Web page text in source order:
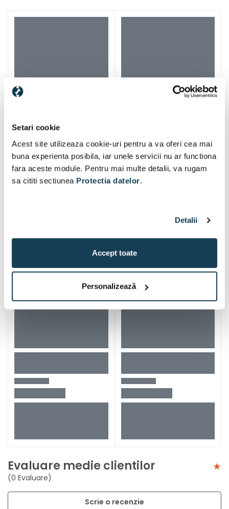
Setari cookie
Acest site utilizeaza cookie-uri pentru a va oferi cea mai
buna experienta posibila, iar unele servicii nu ar functiona
fara aceste module. Pentru mai multe detalii, va rugam
sa cititi sectiunea Protectia datelor.
Detalii
Accept toate
Personalizează
Evaluare medie clientilor
(0 Evaluare)
Scrie o recenzie